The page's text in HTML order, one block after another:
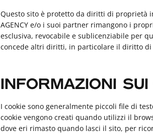
Questo sito è protetto da diritti di proprietà
AGENCY e/o i suoi partner rimangono i
esclusiva, revocabile e sublicenziabile per
concede altri diritti, in particolare il diritto
INFORMAZIONI
I cookie sono generalmente piccoli file di
cookie vengono creati quando utilizzi il
dove eri rimasto quando lasci il sito, per